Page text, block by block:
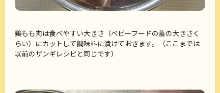
鶏もも肉は食べやすい大きさ（ベビーフードの蓋の大きさく
らい）にカットして調味料に漬けておきます。（ここまでは
以前のザンギレシピと同じです）